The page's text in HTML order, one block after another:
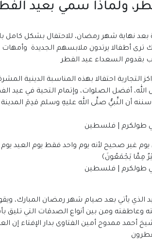
ولماذا سمي بعيد
بعد نهاية شهر رمضان، للاحتفال بشكل كامل
ترى أطفالا يرتدون ملابسهم الجديدة
بقدوم السعداء عيد الفطر
التجارية احتفالا بهذه المناسبة الدينية
أفضل الصلوات، وإتمام التحية في عيد
أن النَّبيُّ صلَّى الله عليهِ وسلم قدِمَ
غير صحيح لأنه يوم واحد فقط يوم العيد
مِمَّا يَجْمَعُونَ﴾
يأتي بعد صيام شهر رمضان المبارك،
وعاطفته ومن بين أنواع الصدقات التي تليق
أحمد ممدوح أمين الفتاوى بدار الإفتاء